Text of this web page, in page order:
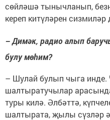
сөйләшә тынычланып,
кереп китүләрен сизмиләр
– Димәк, радио алып
булу мөһим?
– Шулай булып чыга инде.
шалтыратучылар
туры килә. Әлбәттә,
шалтырата, җылы сүзләр